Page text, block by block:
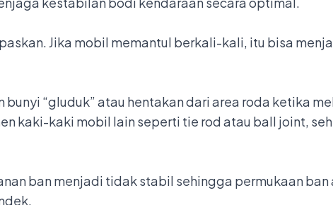
Jika mobil memantul berkali-kali, itu bisa
bunyi “gluduk”atau hentakan dari area roda ketika
kaki-kaki mobil lain seperti tie rod atau ball joint,
ban menjadi tidak stabil sehingga permukaan ban